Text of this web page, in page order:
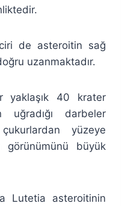
de asteroitin sağ
uzanmaktadır.
yaklaşık 40 krater
darbeler
yüzeye
görünümünü büyük
Lutetia asteroitinin